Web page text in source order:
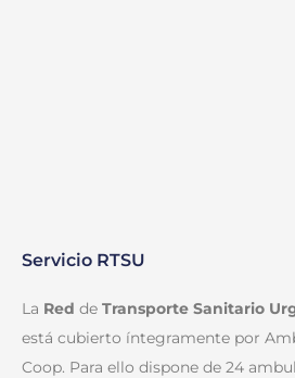
Servicio RTSU
La Red de Transporte Sanitario
está cubierto íntegramente por
Coop. Para ello dispone de 24